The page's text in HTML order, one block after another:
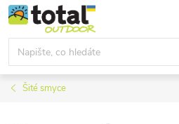
Přejít
na
obsah
Šité smyce